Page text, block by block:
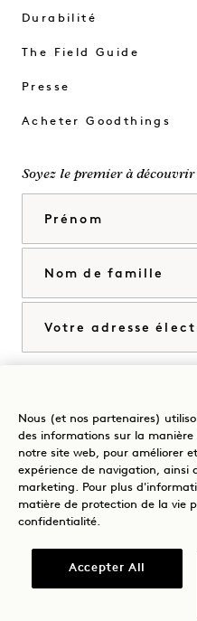
Durabilité
The Field Guide
Presse
Acheter Goodthings
Soyez le premier à
Visitez
1
Hotels
Visitez
1
Hotels
1
Guidez
Conditions
Conditions générales
Nous (et nos partenaires)
des informations sur la manière
notre site web, pour améliorer
expérience de navigation, ainsi
marketing. Pour plus
matière de protection de la vie
confidentialité.
Accepter All